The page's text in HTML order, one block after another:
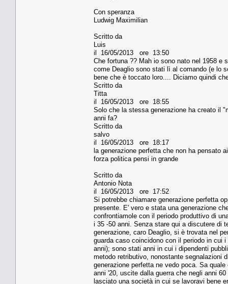
Con speranza
Ludwig Maximilian
Scritto da
Luis
il 16/05/2013 ore 13:50
Che fortuna ?? Mah io sono nato nel 1958 e
come Deaglio sono stati lì al comando (e lo
bene che è toccato loro.... Diciamo quindi
Scritto da
Titta
il 16/05/2013 ore 18:55
Solo che la stessa generazione ha creato il
anni fa?
Scritto da
salvo
il 16/05/2013 ore 18:17
la generazione perfetta che non ha pensato
forza politica pensi in grande
Scritto da
Antonio Nota
il 16/05/2013 ore 17:52
Si potrebbe chiamare generazione perfetta
presente. E' vero e stata una generazione
confrontiamole con il periodo produttivo di
i 35 -50 anni. Senza stare qui a discutere di
generazione, caro Deaglio, si è trovata nel
guarda caso coincidono con il periodo in cui
anni); sono stati anni in cui i dipendenti
metodo retributivo, nonostante segnalazioni
generazione perfetta ne vedo poca. Sa
anni '20, uscite dalla guerra che negli anni
lasciato una società in cui se lavoravi bene